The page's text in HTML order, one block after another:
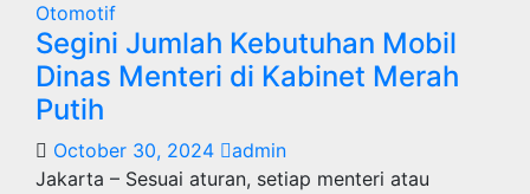
Otomotif
Segini Jumlah Kebutuhan Mobil
Dinas Menteri di Kabinet Merah
Putih
October 30, 2024
admin
Jakarta – Sesuai aturan, setiap menteri atau